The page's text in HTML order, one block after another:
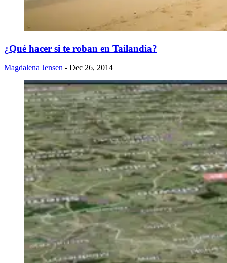
​¿Qué hacer si te roban en Tailandia?
Magdalena Jensen - Dec 26, 2014